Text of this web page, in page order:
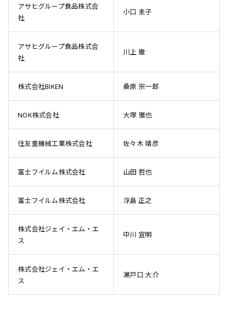
アサヒグループ食品株式会
社
小口 圭子
アサヒグループ食品株式会
社
川上 徹
株式会社BIKEN 桑原 宗一郎
NOK株式会社 大塚 雅也
住友重機械工業株式会社 佐々木 靖彦
富士フイルム株式会社 山田 哲也
富士フイルム株式会社 浮島 正之
株式会社ジェイ・エム・エ
ス
中川 宜明
株式会社ジェイ・エム・エ
ス
瀬戸口 大介